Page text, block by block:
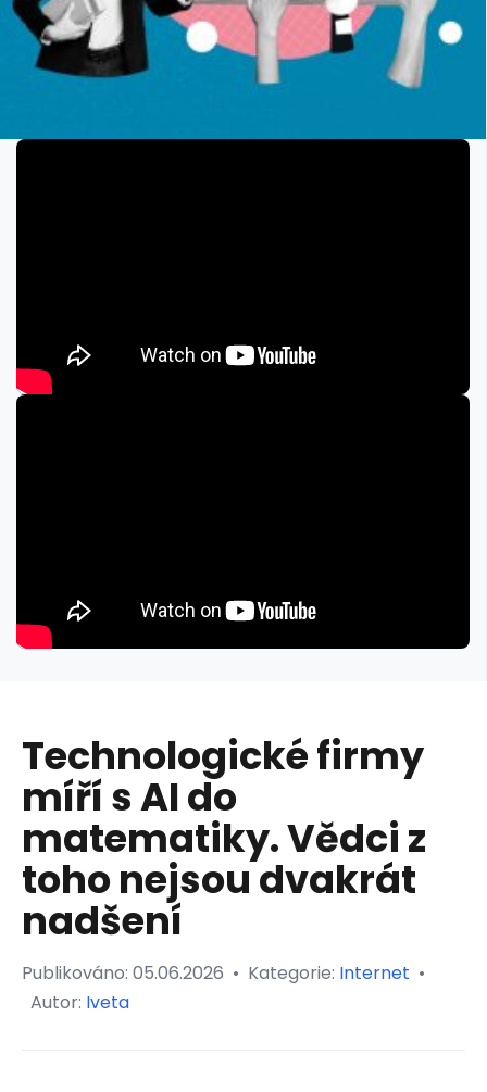
Technologické firmy
míří s AI do
matematiky. Vědci z
toho nejsou dvakrát
nadšení
Publikováno: 05.06.2026 • Kategorie: Internet •
Autor: Iveta